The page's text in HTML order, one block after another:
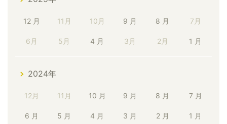
12 月 11月 10月 9 月 8 月 7月
6月 5月 4 月 3月 2月 1 月
2024年
12月 11月 10 月 9 月 8 月 7 月
6 月 5 月 4 月 3 月 2 月 1 月